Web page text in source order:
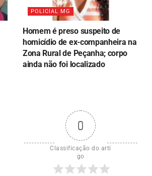
POLICIAL MG
Homem é preso suspeito de
homicídio de ex-companheira na
Zona Rural de Peçanha; corpo
ainda não foi localizado
0
Classificação do arti
go